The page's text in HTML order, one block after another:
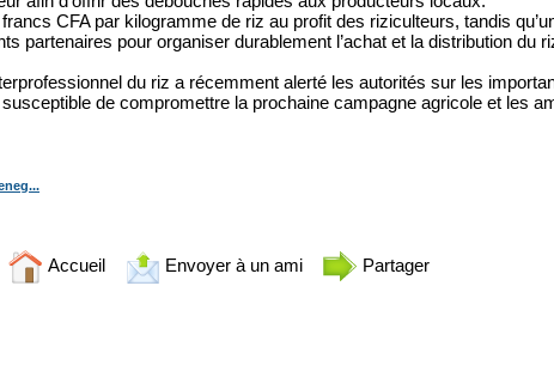
CFA par kilogramme de riz au profit des riziculteurs, tandis
partenaires pour organiser durablement l’achat et la distribution du
du riz a récemment alerté les autorités sur les
de compromettre la prochaine campagne agricole et les
Accueil Envoyer à un ami Partager